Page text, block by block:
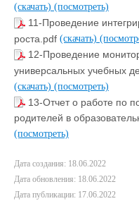
(скачать) (посмотреть)
11-Проведение
роста.pdf (скачать)
12-Проведение
универсальных учебных
(скачать) (посмотреть)
13-Отчет о работе по
родителей в
(посмотреть)
Дата создания: 18.06.2022
Дата обновления: 18.06.2022
Дата публикации: 17.06.2022